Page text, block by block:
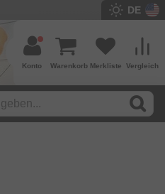
DE
Vergleich
Merkliste
Warenkorb
Konto